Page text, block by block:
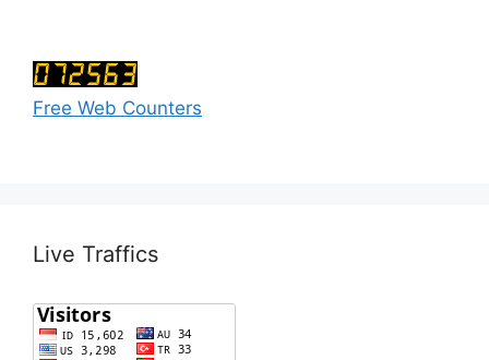
Free Web Counters
Live Traffics